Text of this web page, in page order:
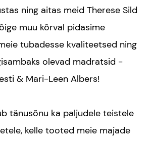
ning aitas meid Therese Sild
muu kõrval pidasime
tubadesse kvaliteetsed ning
olevad madratsid -
& Mari-Leen Albers!
tänusõnu ka paljudele teistele
kelle tooted meie majade